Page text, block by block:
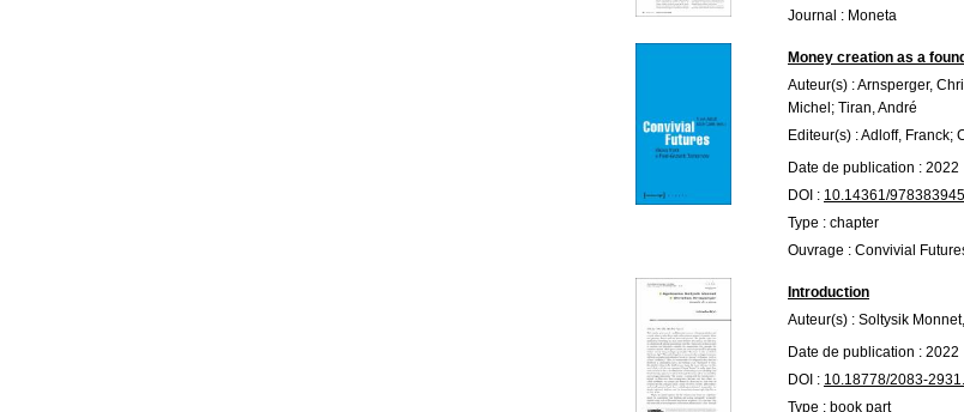
Journal : Moneta
Money creation as a
Auteur(s) : Arnsperger,
Michel; Tiran, André
Editeur(s) : Adloff, Franck;
Date de publication : 2022
DOI : 10.14361/
Type : chapter
Ouvrage : Convivial
Introduction
Auteur(s) : Soltysik
Date de publication : 2022
DOI : 10.18778/2083-
Type : book part